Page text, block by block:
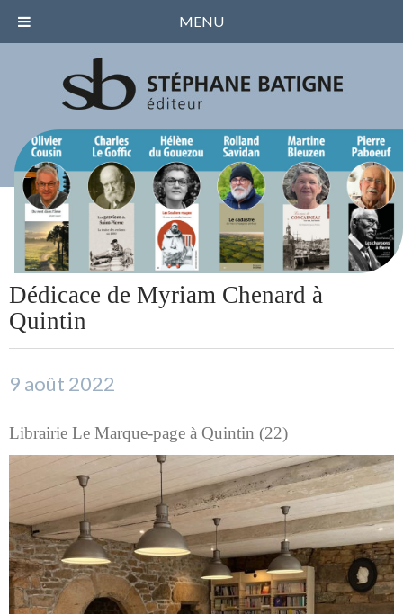
Dédicace de Myriam Chenard à
Quintin
9 août 2022
Librairie Le Marque-page à Quintin (22)
MENU